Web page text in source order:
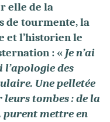
elle de la
de tourmente, la
et l’historien le
: « Je n’ai
des
Une pelletée
leurs tombes : de la
purent mettre en